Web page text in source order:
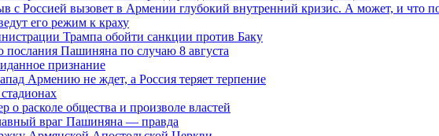
с Россией вызовет в Армении глубокий внутренний кризис. А может, и что
его режим к краху
Трампа обойти санкции против Баку
Пашиняна по случаю 8 августа
признание
Армению не ждет, а Россия теряет терпение
о расколе общества и произволе властей
враг Пашиняна — правда